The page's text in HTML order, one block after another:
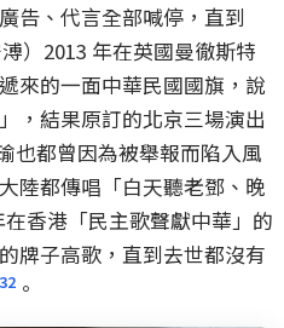
告、代言全部喊停，直到
）2013 年在英國曼徹斯特
來的一面中華民國國旗，說
，結果原訂的北京三場演出
也都曾因為被舉報而陷入風
陸都傳唱「白天聽老鄧、晚
香港「民主歌聲獻中華」的
牌子高歌，直到去世都沒有
32 。